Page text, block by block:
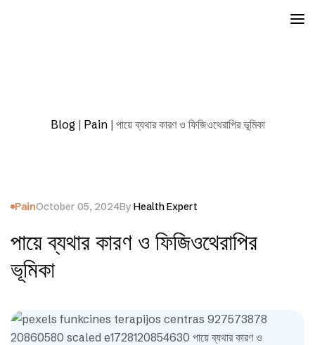
Blog| Pain| পায়ে ব্যথার কারণ ও ফিজিওথেরাপির ভূমিকা
PainOctober 05, 2024By Health Expert
পায়ে ব্যথার কারণ ও ফিজিওথেরাপির
ভূমিকা